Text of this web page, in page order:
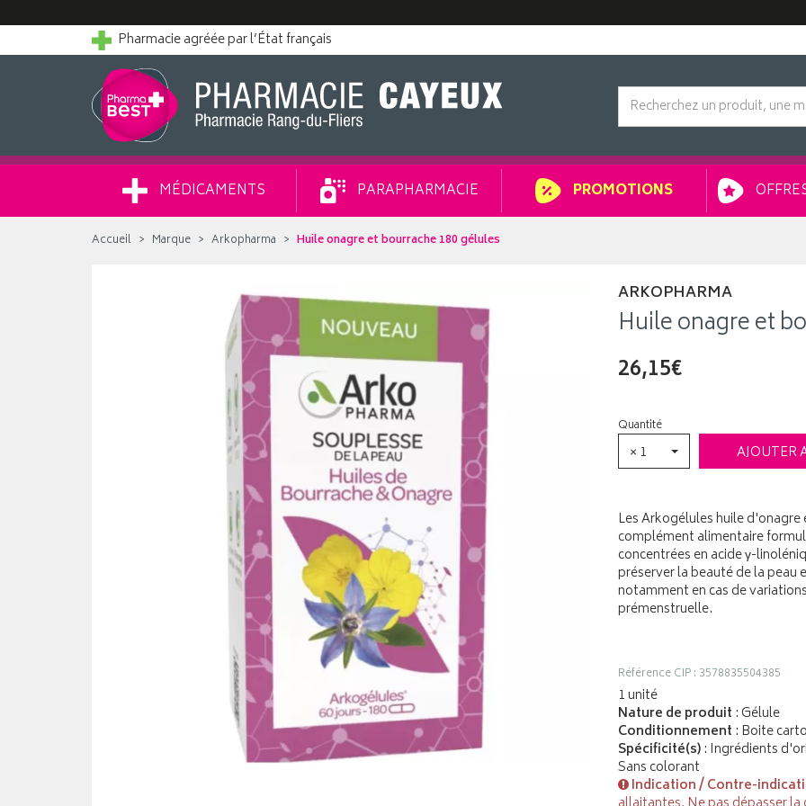
Pharmacie agréée par l’État français
MÉDICAMENTS PARAPHARMACIE PROMOTIONS
Accueil Marque Arkopharma Huile onagre et bourrache 180 gélules
ARKOPHARMA
Huile onagre et
26,15€
Quantité
× 1 AJOUTER
Les Arkogélules huile
complément alimentaire
concentrées en acide γ-
préserver la beauté de la
notamment en cas de
prémenstruelle.
Référence CIP : 3578835504385
1 unité
Nature de produit : Gélule
Conditionnement : Boite
Spécificité(s): Ingrédients
Sans colorant
Indication / Contre-